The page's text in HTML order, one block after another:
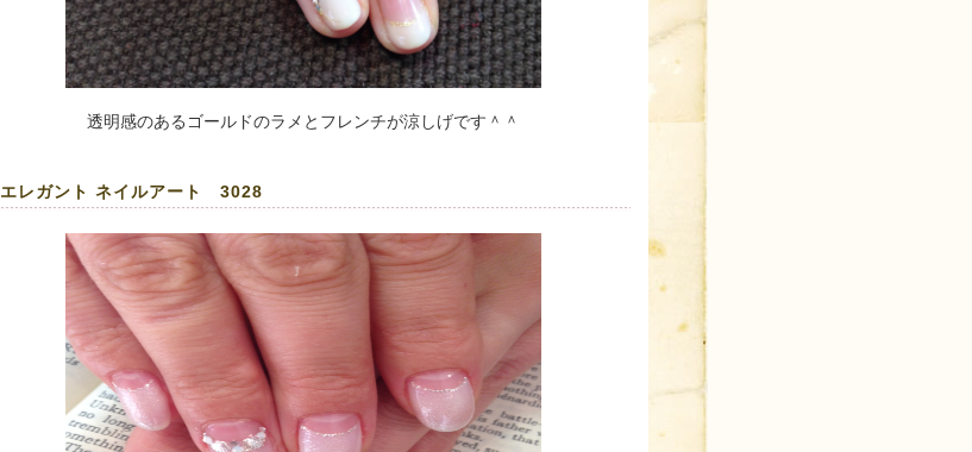
透明感のあるゴールドのラメとフレンチが涼しげです＾＾
エレガント ネイルアート 3028